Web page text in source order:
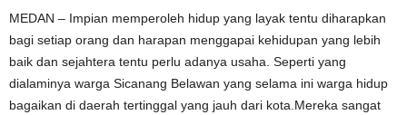
MEDAN – Impian memperoleh hidup yang layak tentu diharapkan
bagi setiap orang dan harapan menggapai kehidupan yang lebih
baik dan sejahtera tentu perlu adanya usaha. Seperti yang
dialaminya warga Sicanang Belawan yang selama ini warga hidup
bagaikan di daerah tertinggal yang jauh dari kota.Mereka sangat